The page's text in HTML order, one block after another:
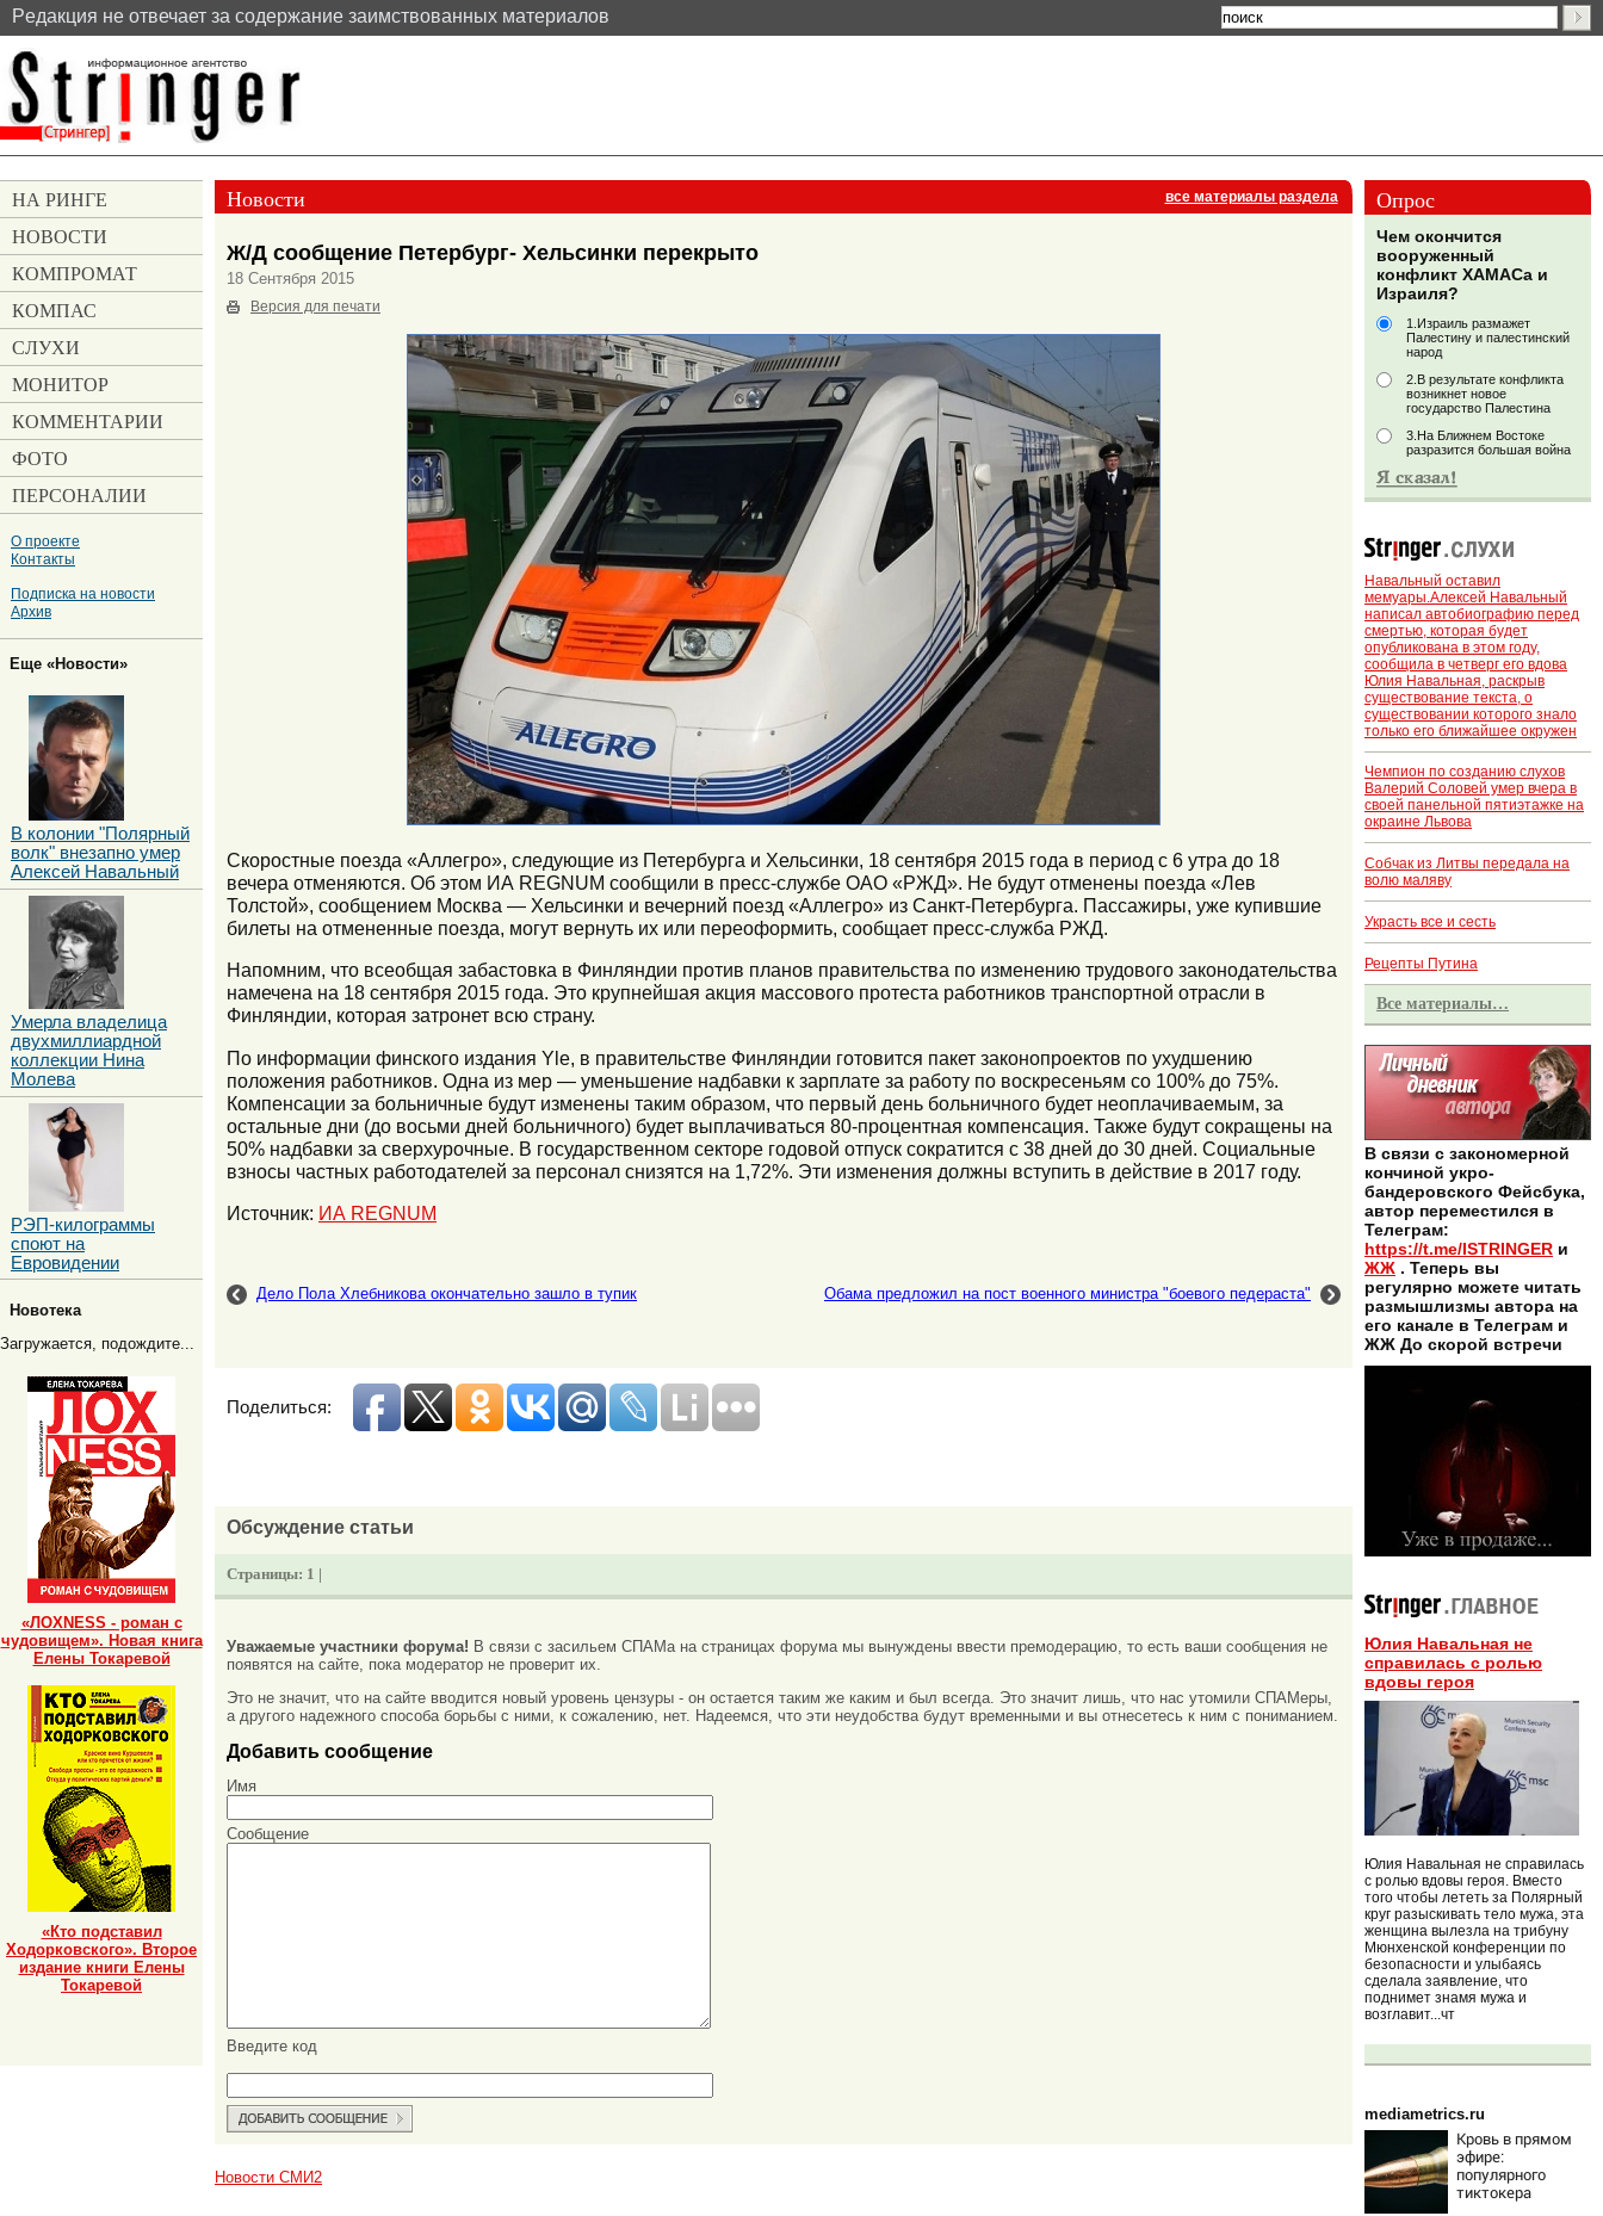
Pедакция не отвечает за содержание заимствованных материалов
Новости все материалы раздела
Ж/Д сообщение Петербург- Хельсинки перекрыто
18 Сентября 2015
Версия для печати
Скоростные поезда «Аллегро», следующие из Петербурга и Хельсинки, 18 сентября 2015 года в период с 6 утра до 18
вечера отменяются. Об этом ИА REGNUM сообщили в пресс-службе ОАО «РЖД». Не будут отменены поезда «Лев
Толстой», сообщением Москва — Хельсинки и вечерний поезд «Аллегро» из Санкт-Петербурга. Пассажиры, уже купившие
билеты на отмененные поезда, могут вернуть их или переоформить, сообщает пресс-служба РЖД.
Напомним, что всеобщая забастовка в Финляндии против планов правительства по изменению трудового законодательства
намечена на 18 сентября 2015 года. Это крупнейшая акция массового протеста работников транспортной отрасли в
Финляндии, которая затронет всю страну.
По информации финского издания Yle, в правительстве Финляндии готовится пакет законопроектов по ухудшению
положения работников. Одна из мер — уменьшение надбавки к зарплате за работу по воскресеньям со 100% до 75%.
Компенсации за больничные будут изменены таким образом, что первый день больничного будет неоплачиваемым, за
остальные дни (до восьми дней больничного) будет выплачиваться 80-процентная компенсация. Также будут сокращены на
50% надбавки за сверхурочные. В государственном секторе годовой отпуск сократится с 38 дней до 30 дней. Социальные
взносы частных работодателей за персонал снизятся на 1,72%. Эти изменения должны вступить в действие в 2017 году.
Источник: ИА REGNUM
Дело Пола Хлебникова окончательно зашло в тупик Обама предложил на пост военного министра "боевого педераста"
Поделиться:
Обсуждение статьи
Страницы: 1 |
Уважаемые участники форума! В связи с засильем СПАМа на страницах форума мы вынуждены ввести премодерацию, то есть ваши сообщения не
появятся на сайте, пока модератор не проверит их.
Это не значит, что на сайте вводится новый уровень цензуры - он остается таким же каким и был всегда. Это значит лишь, что нас утомили СПАМеры,
а другого надежного способа борьбы с ними, к сожалению, нет. Надеемся, что эти неудобства будут временными и вы отнесетесь к ним с пониманием.
Добавить сообщение
Имя
Сообщение
Введите код
Новости СМИ2
Опрос
Чем окончится
вооруженный
конфликт ХАМАСа и
Израиля?
1.Израиль размажет
Палестину и палестинский
народ
2.В результате конфликта
возникнет новое
государство Палестина
3.На Ближнем Востоке
разразится большая война
Навальный оставил
мемуары.Алексей Навальный
написал автобиографию перед
смертью, которая будет
опубликована в этом году,
сообщила в четверг его вдова
Юлия Навальная, раскрыв
существование текста, о
существовании которого знало
только его ближайшее окружен
Чемпион по созданию слухов
Валерий Соловей умер вчера в
своей панельной пятиэтажке на
окраине Львова
Собчак из Литвы передала на
волю маляву
Украсть все и сесть
Рецепты Путина
Все материалы…
В связи с закономерной
кончиной укро-
бандеровского Фейсбука,
автор переместился в
Телеграм:
https://t.me/ISTRINGER и
ЖЖ . Теперь вы
регулярно можете читать
размышлизмы автора на
его канале в Телеграм и
ЖЖ До скорой встречи
Юлия Навальная не
справилась с ролью
вдовы героя
Юлия Навальная не справилась
с ролью вдовы героя. Вместо
того чтобы лететь за Полярный
круг разыскивать тело мужа, эта
женщина вылезла на трибуну
Мюнхенской конференции по
безопасности и улыбаясь
сделала заявление, что
поднимет знамя мужа и
возглавит...чт
mediametrics.ru
Кровь в прямом
эфире:
популярного
тиктокера
НА РИНГЕ
НОВОСТИ
КОМПРОМАТ
КОМПАС
СЛУХИ
МОНИТОР
КОММЕНТАРИИ
ФОТО
ПЕРСОНАЛИИ
О проекте
Контакты
Подписка на новости
Архив
Еще «Новости»
В колонии "Полярный
волк" внезапно умер
Алексей Навальный
Умерла владелица
двухмиллиардной
коллекции Нина
Молева
РЭП-килограммы
споют на
Евровидении
Новотека
Загружается, подождите...
«ЛОХNESS - роман с
чудовищем». Новая книга
Елены Токаревой
«Кто подставил
Ходорковского». Второе
издание книги Елены
Токаревой